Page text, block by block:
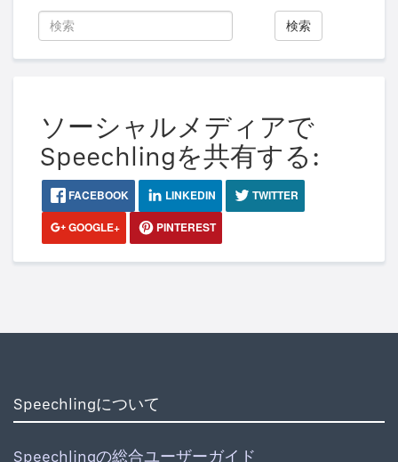
検索
ソーシャルメディアで
Speechlingを共有する:
FACEBOOK LINKEDIN
TWITTER
GOOGLE+
PINTEREST
Speechlingについて
Speechlingの総合ユーザーガイド